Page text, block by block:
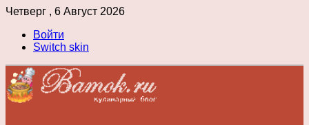
Четверг , 6 Август 2026
Войти
Switch skin